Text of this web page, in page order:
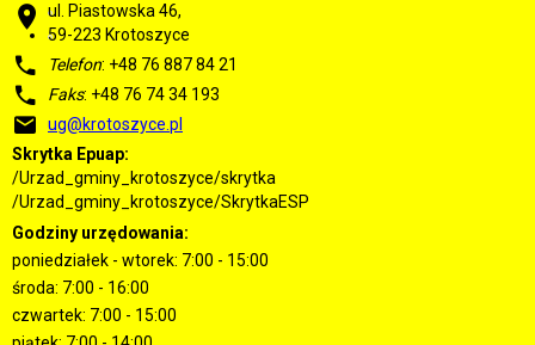
ul. Piastowska 46,
59-223 Krotoszyce
Telefon: +48 76 887 84 21
Faks: +48 76 74 34 193
ug@krotoszyce.pl
Skrytka Epuap:
/Urzad_gminy_krotoszyce/skrytka
/Urzad_gminy_krotoszyce/SkrytkaESP
Godziny urzędowania:
poniedziałek - wtorek: 7:00 - 15:00
środa: 7:00 - 16:00
czwartek: 7:00 - 15:00